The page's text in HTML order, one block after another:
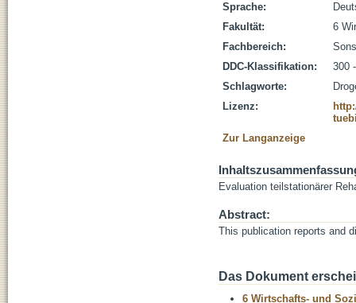
Sprache:
Fakultät:
6
Fachbereich:
DDC-Klassifikation:
300
Schlagworte:
Lizenz:
Zur Langanzeige
Evaluation teilstationärer
Abstract:
This publication reports and
Das Dokument
6 Wirtschafts- und